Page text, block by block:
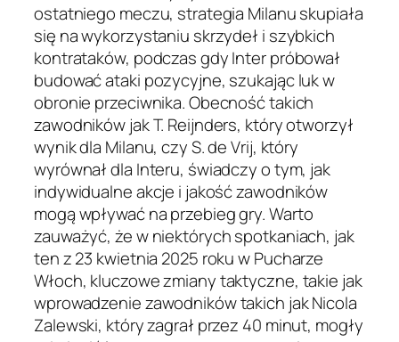
ostatniego meczu, strategia Milanu skupiała
się na wykorzystaniu skrzydeł i szybkich
kontrataków, podczas gdy Inter próbował
budować ataki pozycyjne, szukając luk w
obronie przeciwnika. Obecność takich
zawodników jak T. Reijnders, który otworzył
wynik dla Milanu, czy S. de Vrij, który
wyrównał dla Interu, świadczy o tym, jak
indywidualne akcje i jakość zawodników
mogą wpływać na przebieg gry. Warto
zauważyć, że w niektórych spotkaniach, jak
ten z 23 kwietnia 2025 roku w Pucharze
Włoch, kluczowe zmiany taktyczne, takie jak
wprowadzenie zawodników takich jak Nicola
Zalewski, który zagrał przez 40 minut, mogły